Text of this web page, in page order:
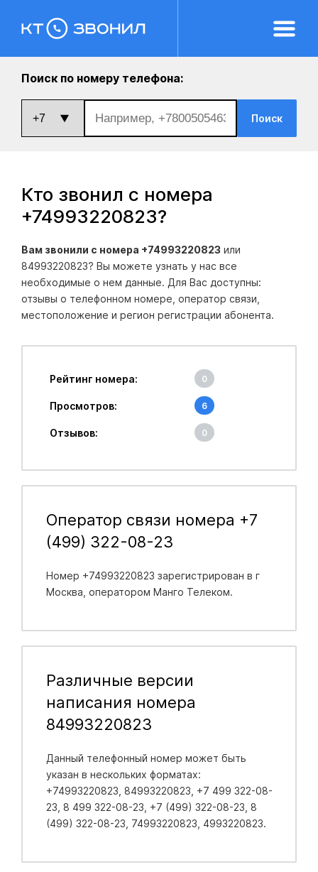
Поиск по номеру телефона:
Поиск
Кто звонил с номера
+74993220823?
Вам звонили с номера +74993220823 или
84993220823? Вы можете узнать у нас все
необходимые о нем данные. Для Вас доступны:
отзывы о телефонном номере, оператор связи,
местоположение и регион регистрации абонента.
Рейтинг номера: 0
Просмотров: 6
Отзывов: 0
Оператор связи номера +7
(499) 322-08-23
Номер +74993220823 зарегистрирован в г
Москва , оператором Манго Телеком.
Различные версии
написания номера
84993220823
Данный телефонный номер может быть
указан в нескольких форматах:
+74993220823, 84993220823, +7 499 322-08-
23, 8 499 322-08-23, +7 (499) 322-08-23, 8
(499) 322-08-23, 74993220823, 4993220823.